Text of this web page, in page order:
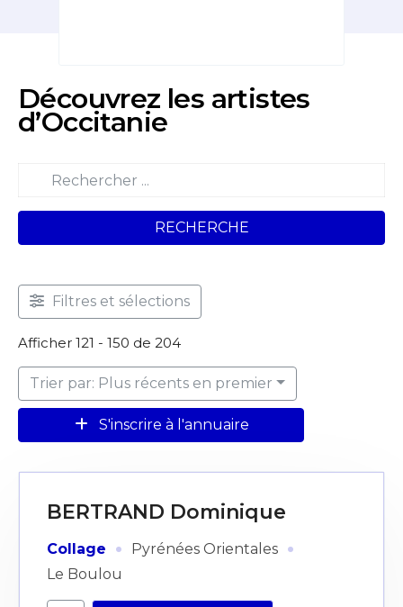
Découvrez les artistes
d’Occitanie
RECHERCHE
Filtres et sélections
Afficher 121 - 150 de 204
Trier par: Plus récents en premier
S'inscrire à l'annuaire
BERTRAND Dominique
Collage · Pyrénées Orientales ·
Le Boulou